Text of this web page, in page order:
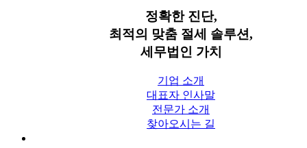
정확한 진단,
최적의 맞춤 절세 솔루션,
세무법인 가치
기업 소개
대표자 인사말
전문가 소개
찾아오시는 길